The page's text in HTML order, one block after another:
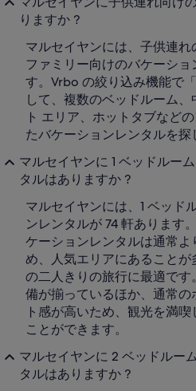
りますか ?
マルセイヤンには、子供連
ファミリー向けのバケーシ
す。Vrbo の絞り込み機能で
して、複数のベッドルーム
ト エリア、ホットタブなど
たバケーションレンタルを探
マルセイヤンに 1 ベッドルー
タルはありますか ?
マルセイヤンには、1 ベッド
ンレンタルが 74 軒あります
ケーションレンタルは通常
め、人気エリアにあることが
の二人きりの旅行に最適で
備が揃っているほか、通常
ト感が高いため、観光を満
ことができます。
マルセイヤンに 2 ベッドルー
タルはありますか ?